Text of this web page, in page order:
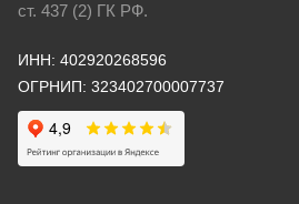
ст. 437 (2) ГК РФ.
ИНН: 402920268596
ОГРНИП: 323402700007737